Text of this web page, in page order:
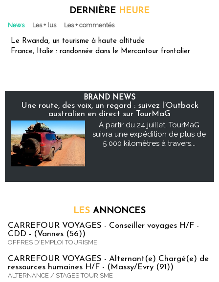
DERNIÈRE HEURE
News Les + lus Les + commentés
Le Rwanda, un tourisme à haute altitude
France, Italie : randonnée dans le Mercantour frontalier
BRAND NEWS
Une route, des voix, un regard : suivez l’Outback
australien en direct sur TourMaG
À partir du 24 juillet, TourMaG
suivra une expédition de plus de
5 000 kilomètres à travers...
LES ANNONCES
CARREFOUR VOYAGES - Conseiller voyages H/F -
CDD - (Vannes (56))
OFFRES D'EMPLOI TOURISME
CARREFOUR VOYAGES - Alternant(e) Chargé(e) de
ressources humaines H/F - (Massy/Evry (91))
ALTERNANCE / STAGES TOURISME